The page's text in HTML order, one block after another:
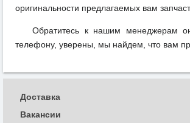
оригинальности предлагаемых вам
Обратитесь к нашим менеджерам
телефону, уверены, мы найдем, что вам
Доставка
Вакансии